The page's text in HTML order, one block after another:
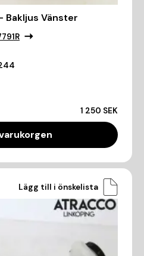
Bakljus Vänster
1 250 SEK
Lägg till i önskelista